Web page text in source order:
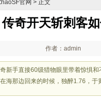
官网 > 正文
传奇开天斩刺客
作者：admin
新手直接60级猎物眼里带着惊惧
海那边回来的时候，独醉1.76，